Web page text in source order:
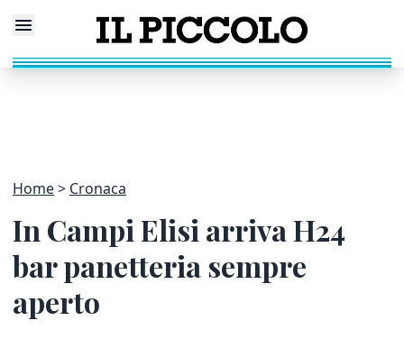
Home Cronaca
In Campi Elisi arriva H24
bar panetteria sempre
aperto